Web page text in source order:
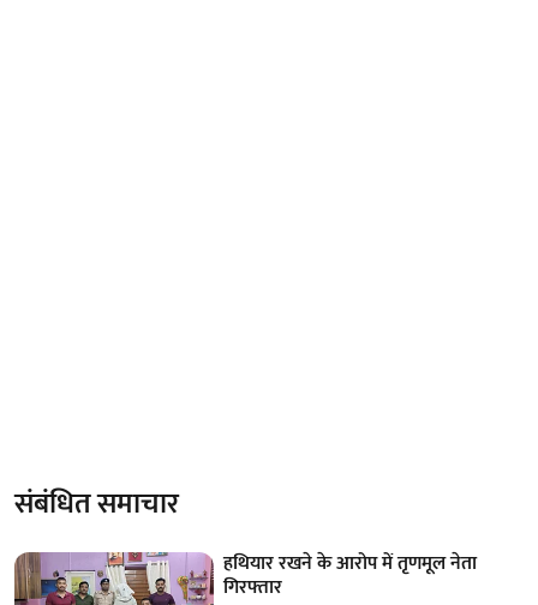
संबंधित समाचार
हथियार रखने के आरोप में तृणमूल नेता
गिरफ्तार